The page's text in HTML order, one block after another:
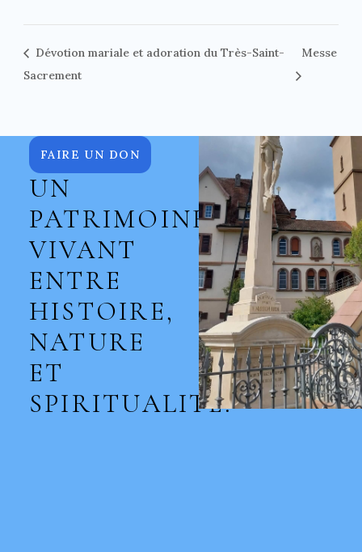
Dévotion mariale et adoration du Très-Saint-
Sacrement
Messe
FAIRE UN DON
UN
PATRIMOINE
VIVANT
ENTRE
HISTOIRE,
NATURE
ET
SPIRITUALITÉ.